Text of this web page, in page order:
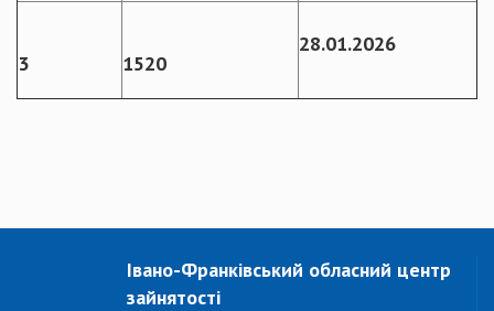
3 1520
28.01.2026
Івано-Франківський обласний центр
зайнятості